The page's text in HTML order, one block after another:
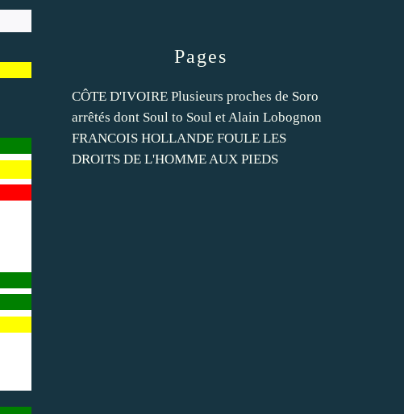
Pages
CÔTE D'IVOIRE Plusieurs proches de Soro
arrêtés dont Soul to Soul et Alain Lobognon
FRANCOIS HOLLANDE FOULE LES
DROITS DE L'HOMME AUX PIEDS